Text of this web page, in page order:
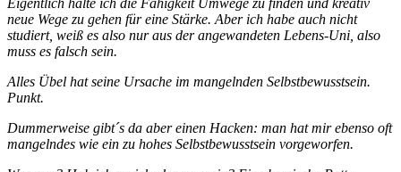
neue Wege zu gehen für eine Stärke. Aber ich habe auch nicht
studiert, weiß es also nur aus der angewandeten Lebens-Uni, also
muss es falsch sein.
Alles Übel hat seine Ursache im mangelnden Selbstbewusstsein.
Punkt.
Dummerweise gibt´s da aber einen Hacken: man hat mir ebenso oft
mangelndes wie ein zu hohes Selbstbewusstsein vorgeworfen.